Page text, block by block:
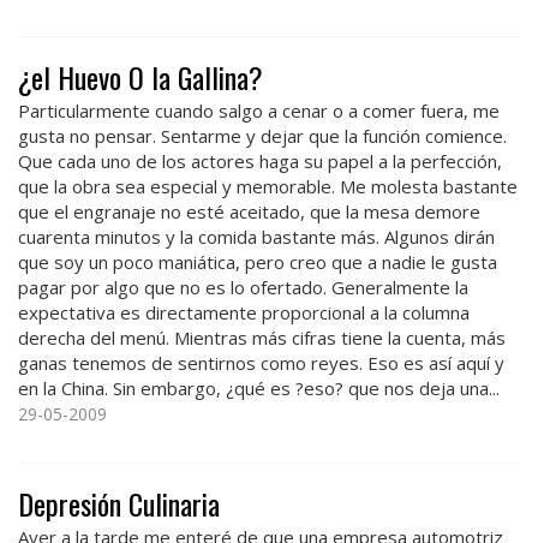
¿el Huevo O la Gallina?
Particularmente cuando salgo a cenar o a comer fuera, me
gusta no pensar. Sentarme y dejar que la función comience.
Que cada uno de los actores haga su papel a la perfección,
que la obra sea especial y memorable. Me molesta bastante
que el engranaje no esté aceitado, que la mesa demore
cuarenta minutos y la comida bastante más. Algunos dirán
que soy un poco maniática, pero creo que a nadie le gusta
pagar por algo que no es lo ofertado. Generalmente la
expectativa es directamente proporcional a la columna
derecha del menú. Mientras más cifras tiene la cuenta, más
ganas tenemos de sentirnos como reyes. Eso es así aquí y
en la China. Sin embargo, ¿qué es ?eso? que nos deja una...
29-05-2009
Depresión Culinaria
Ayer a la tarde me enteré de que una empresa automotriz